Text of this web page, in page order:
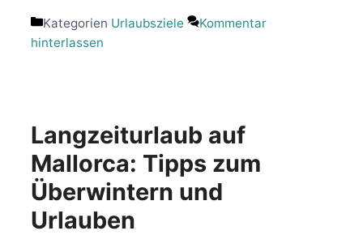
Kategorien Urlaubsziele
Kommentar
hinterlassen
Langzeiturlaub auf
Mallorca: Tipps zum
Überwintern und
Urlauben